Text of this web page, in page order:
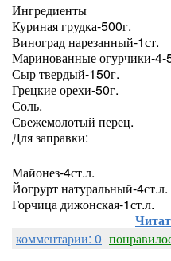
Ингредиенты
Куриная грудка-500г.
Виноград нарезанный-1ст.
Маринованные огурчики-4-
Сыр твердый-150г.
Грецкие орехи-50г.
Соль.
Свежемолотый перец.
Для заправки:
Майонез-4ст.л.
Йогрурт натуральный-4ст.л.
Горчица дижонская-1ст.л.
комментарии: 0